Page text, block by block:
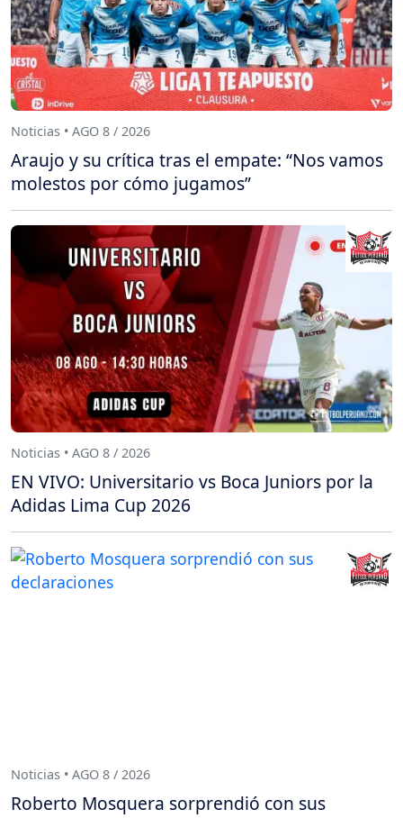
Noticias • AGO 8 / 2026
Araujo y su crítica tras el empate: “Nos vamos
molestos por cómo jugamos”
Noticias • AGO 8 / 2026
EN VIVO: Universitario vs Boca Juniors por la
Adidas Lima Cup 2026
Noticias • AGO 8 / 2026
Roberto Mosquera sorprendió con sus